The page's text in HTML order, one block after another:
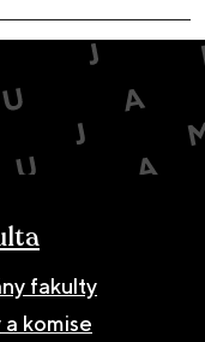
fakulty
a komise